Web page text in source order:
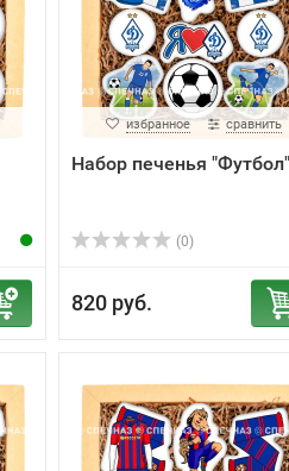
избранное сравнить
Набор печенья
(0)
820 руб.